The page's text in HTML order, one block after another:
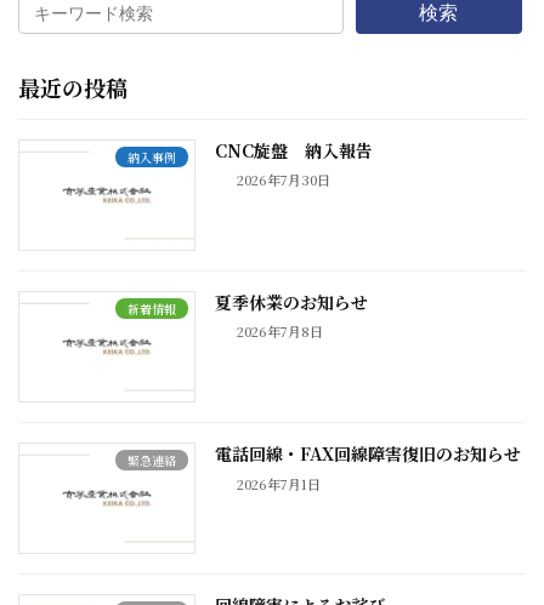
検索
最近の投稿
納入事例 CNC旋盤 納入報告
2026年7月30日
新着情報 夏季休業のお知らせ
2026年7月8日
緊急連絡 電話回線・FAX回線障害復旧のお知らせ
2026年7月1日